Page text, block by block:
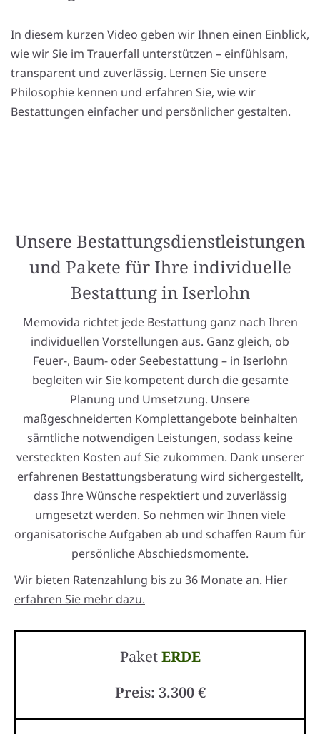
In diesem kurzen Video geben wir Ihnen einen Einblick,
wie wir Sie im Trauerfall unterstützen – einfühlsam,
transparent und zuverlässig. Lernen Sie unsere
Philosophie kennen und erfahren Sie, wie wir
Bestattungen einfacher und persönlicher gestalten.
Unsere Bestattungsdienstleistungen
und Pakete für Ihre individuelle
Bestattung in Iserlohn
Memovida richtet jede Bestattung ganz nach Ihren
individuellen Vorstellungen aus. Ganz gleich, ob
Feuer-, Baum- oder Seebestattung – in Iserlohn
begleiten wir Sie kompetent durch die gesamte
Planung und Umsetzung. Unsere
maßgeschneiderten Komplettangebote beinhalten
sämtliche notwendigen Leistungen, sodass keine
versteckten Kosten auf Sie zukommen. Dank unserer
erfahrenen Bestattungsberatung wird sichergestellt,
dass Ihre Wünsche respektiert und zuverlässig
umgesetzt werden. So nehmen wir Ihnen viele
organisatorische Aufgaben ab und schaffen Raum für
persönliche Abschiedsmomente.
Wir bieten Ratenzahlung bis zu 36 Monate an. Hier
erfahren Sie mehr dazu.
PaketERDE
Preis: 3.300 €